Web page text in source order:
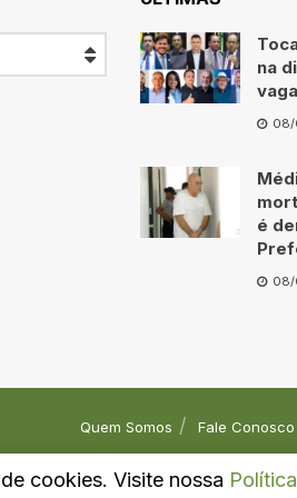
na
é
Quem Somos Fale Conosco
cookies. Visite nossa